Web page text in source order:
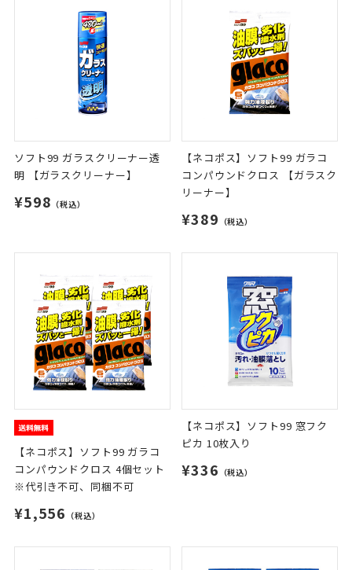
ソフト99 ガラスクリーナー透
明 【ガラスクリーナー】
¥598 （税込）
【ネコポス】ソフト99 ガラコ
コンパウンドクロス 【ガラスク
リーナー】
¥389 （税込）
【ネコポス】ソフト99 ガラコ
コンパウンドクロス 4個セット
※代引き不可、同梱不可
¥1,556 （税込）
【ネコポス】ソフト99 窓フク
ピカ 10枚入り
¥336 （税込）